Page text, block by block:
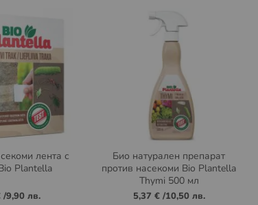
лента с
Plantella
/9,90 лв.
Био натурален препарат
против насекоми Bio Plantella
Thymi 500 мл
5,37 €/10,50 лв.